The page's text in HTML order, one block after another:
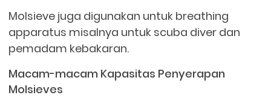
Molsieve juga digunakan untuk breathing
apparatus misalnya untuk scuba diver dan
pemadam kebakaran.
Macam-macam Kapasitas Penyerapan
Molsieves